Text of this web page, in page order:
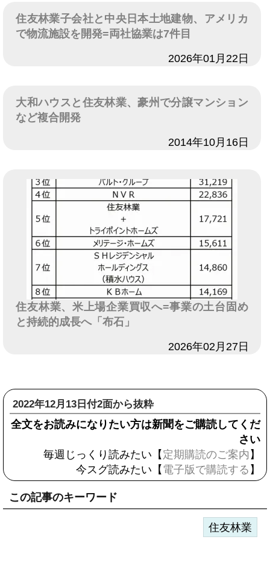
住友林業子会社と中央日本土地建物、アメリカ
で物流施設を開発=両社協業は7件目
2026年01月22日
大和ハウスと住友林業、豪州で分譲マンション
など複合開発
2014年10月16日
住友林業、米上場企業買収へ=事業の土台固め
と持続的成長へ「布石」
2026年02月27日
2022年12月13日付2面から抜粋
全文をお読みになりたい方は新聞をご購読してくだ
さい
毎週じっくり読みたい【 定期購読のご案内 】
今スグ読みたい【 電子版で購読する 】
この記事のキーワード
住友林業